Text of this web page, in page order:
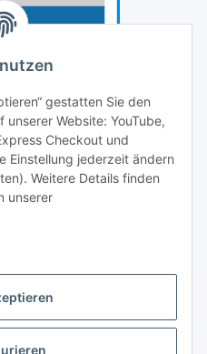
gestatten Sie den
Website: YouTube,
Checkout und
Einstellung jederzeit ändern
Weitere Details finden
unserer